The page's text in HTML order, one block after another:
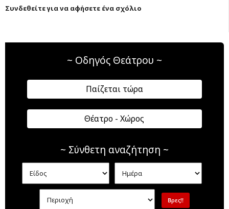
Συνδεθείτε για να αφήσετε ένα σχόλιο
~ Οδηγός Θεάτρου ~
Παίζεται τώρα
Θέατρο - Χώρος
~ Σύνθετη αναζήτηση ~